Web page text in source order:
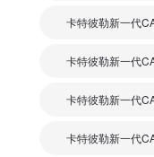
卡特彼勒新一代
卡特彼勒新一代
卡特彼勒新一代
卡特彼勒新一代